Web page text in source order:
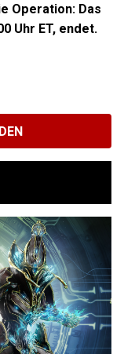
Operation: Das
Uhr ET, endet.